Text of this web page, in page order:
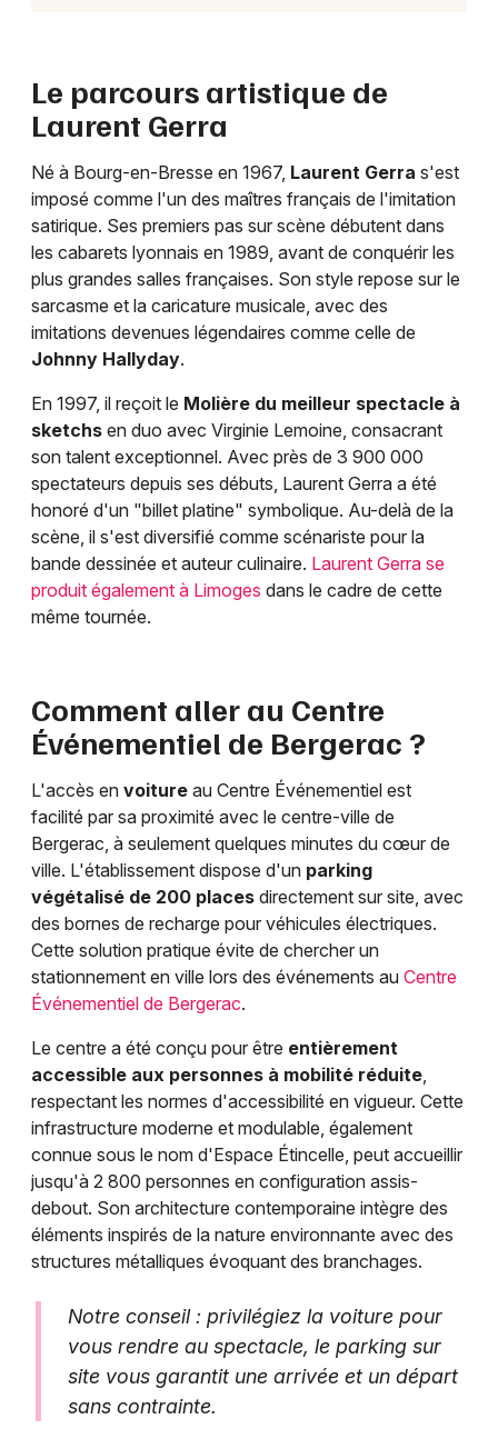
Le parcours artistique de
Laurent Gerra
Né à Bourg-en-Bresse en 1967, Laurent Gerra s'est
imposé comme l'un des maîtres français de l'imitation
satirique. Ses premiers pas sur scène débutent dans
les cabarets lyonnais en 1989, avant de conquérir les
plus grandes salles françaises. Son style repose sur le
sarcasme et la caricature musicale, avec des
imitations devenues légendaires comme celle de
Johnny Hallyday.
En 1997, il reçoit le Molière du meilleur spectacle à
sketchs en duo avec Virginie Lemoine, consacrant
son talent exceptionnel. Avec près de 3 900 000
spectateurs depuis ses débuts, Laurent Gerra a été
honoré d'un "billet platine" symbolique. Au-delà de la
scène, il s'est diversifié comme scénariste pour la
bande dessinée et auteur culinaire. Laurent Gerra se
produit également à Limoges dans le cadre de cette
même tournée.
Comment aller au Centre
Événementiel de Bergerac ?
L'accès en voiture au Centre Événementiel est
facilité par sa proximité avec le centre-ville de
Bergerac, à seulement quelques minutes du cœur de
ville. L'établissement dispose d'un parking
végétalisé de 200 places directement sur site, avec
des bornes de recharge pour véhicules électriques.
Cette solution pratique évite de chercher un
stationnement en ville lors des événements au Centre
Événementiel de Bergerac.
Le centre a été conçu pour être entièrement
accessible aux personnes à mobilité réduite,
respectant les normes d'accessibilité en vigueur. Cette
infrastructure moderne et modulable, également
connue sous le nom d'Espace Étincelle, peut accueillir
jusqu'à 2 800 personnes en configuration assis-
debout. Son architecture contemporaine intègre des
éléments inspirés de la nature environnante avec des
structures métalliques évoquant des branchages.
Notre conseil : privilégiez la voiture pour
vous rendre au spectacle, le parking sur
site vous garantit une arrivée et un départ
sans contrainte.